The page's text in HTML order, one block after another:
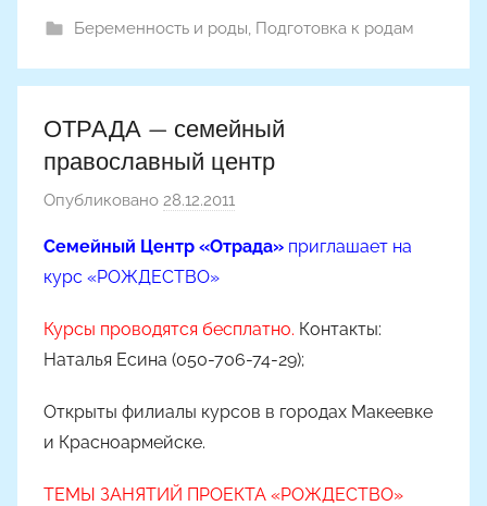
Беременность и роды, Подготовка к родам
ОТРАДА — семейный
православный центр
Опубликовано 28.12.2011
т
о
м
т
Семейный Центр «Отрада» приглашает на
курс «РОЖДЕСТВО»
Курсы проводятся бесплатно. Контакты:
Наталья Есина (050-706-74-29);
Открыты филиалы курсов в городах Макеевке
и Красноармейске.
ТЕМЫ ЗАНЯТИЙ ПРОЕКТА «РОЖДЕСТВО»